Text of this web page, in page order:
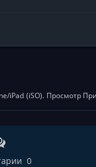
iPad (iSO). Просмотр
0